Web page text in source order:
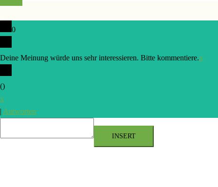
0
Deine Meinung würde uns sehr interessieren. Bitte kommentiere.x
()
x
| Antworten
INSERT